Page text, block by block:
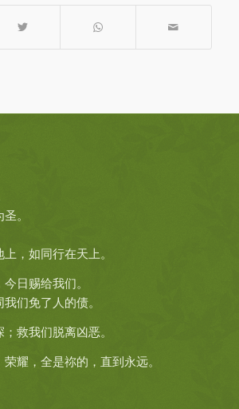
。
，如同行在天上。
日赐给我们。
们免了人的债。
救我们脱离凶恶。
耀，全是祢的，直到永远。